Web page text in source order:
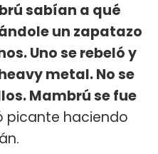
sabían a qué
un zapatazo
Uno se rebeló y
metal. No se
Mambrú se fue
picante haciendo